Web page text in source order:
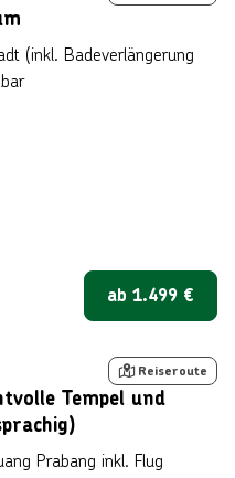
(inkl. Badeverlängerung
ab 1.499 €
Reiseroute
Tempel und
Prabang inkl. Flug